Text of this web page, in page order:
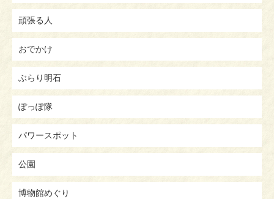
頑張る人
おでかけ
ぶらり明石
ぽっぽ隊
パワースポット
公園
博物館めぐり